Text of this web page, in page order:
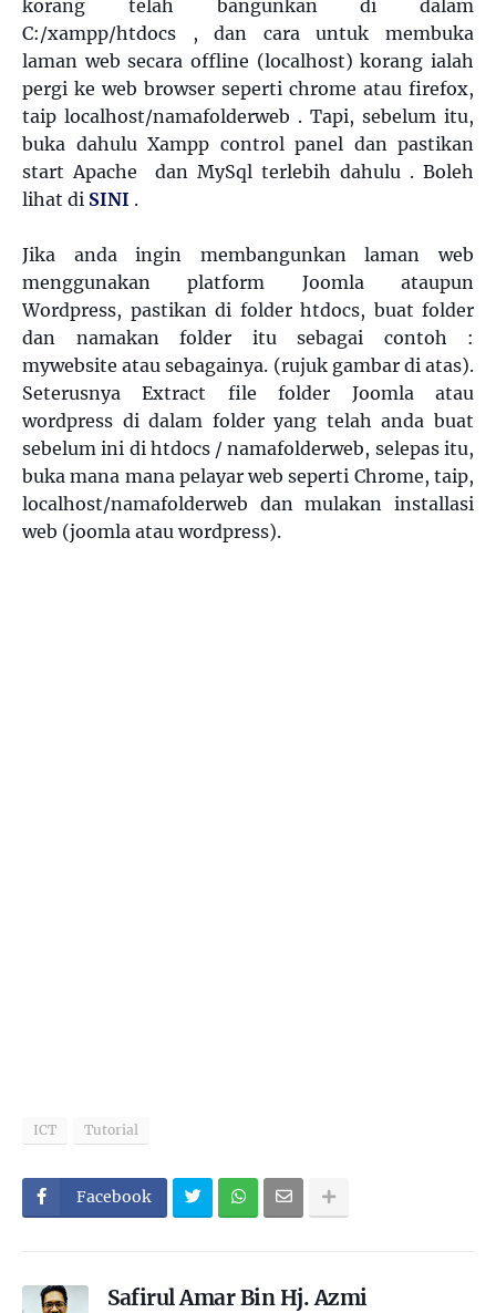
korang telah bangunkan di dalam
C:/xampp/htdocs , dan cara untuk membuka
laman web secara offline (localhost) korang ialah
pergi ke web browser seperti chrome atau firefox,
taip localhost/namafolderweb . Tapi, sebelum itu,
buka dahulu Xampp control panel dan pastikan
start Apache dan MySql terlebih dahulu . Boleh
lihat di SINI .
Jika anda ingin membangunkan laman web
menggunakan platform Joomla ataupun
Wordpress, pastikan di folder htdocs, buat folder
dan namakan folder itu sebagai contoh :
mywebsite atau sebagainya. (rujuk gambar di atas).
Seterusnya Extract file folder Joomla atau
wordpress di dalam folder yang telah anda buat
sebelum ini di htdocs / namafolderweb, selepas itu,
buka mana mana pelayar web seperti Chrome, taip,
localhost/namafolderweb dan mulakan installasi
web (joomla atau wordpress).
ICT Tutorial
Facebook
Safirul Amar Bin Hj. Azmi